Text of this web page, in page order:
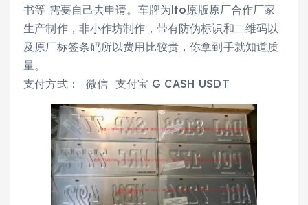
书等 需要自己去申请。车牌为lto原版原厂合作厂家
生产制作，非小作坊制作，带有防伪标识和二维码以
及原厂标签条码所以费用比较贵，你拿到手就知道质
量。
支付方式： 微信 支付宝 G CASH USDT